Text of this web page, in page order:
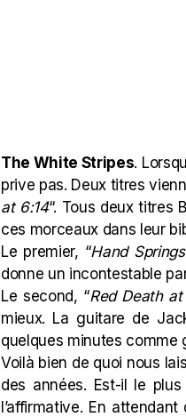
The White Stripes.
prive pas. Deux titres
at 6:14“. Tous deux titres
ces morceaux dans leur
Le premier, “Hand Springs
donne un incontestable
Le second, “Red Death at
mieux. La guitare de
quelques minutes comme
Voilà bien de quoi nous
des années. Est-il le
l’affirmative. En